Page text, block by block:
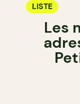
LISTE
Les